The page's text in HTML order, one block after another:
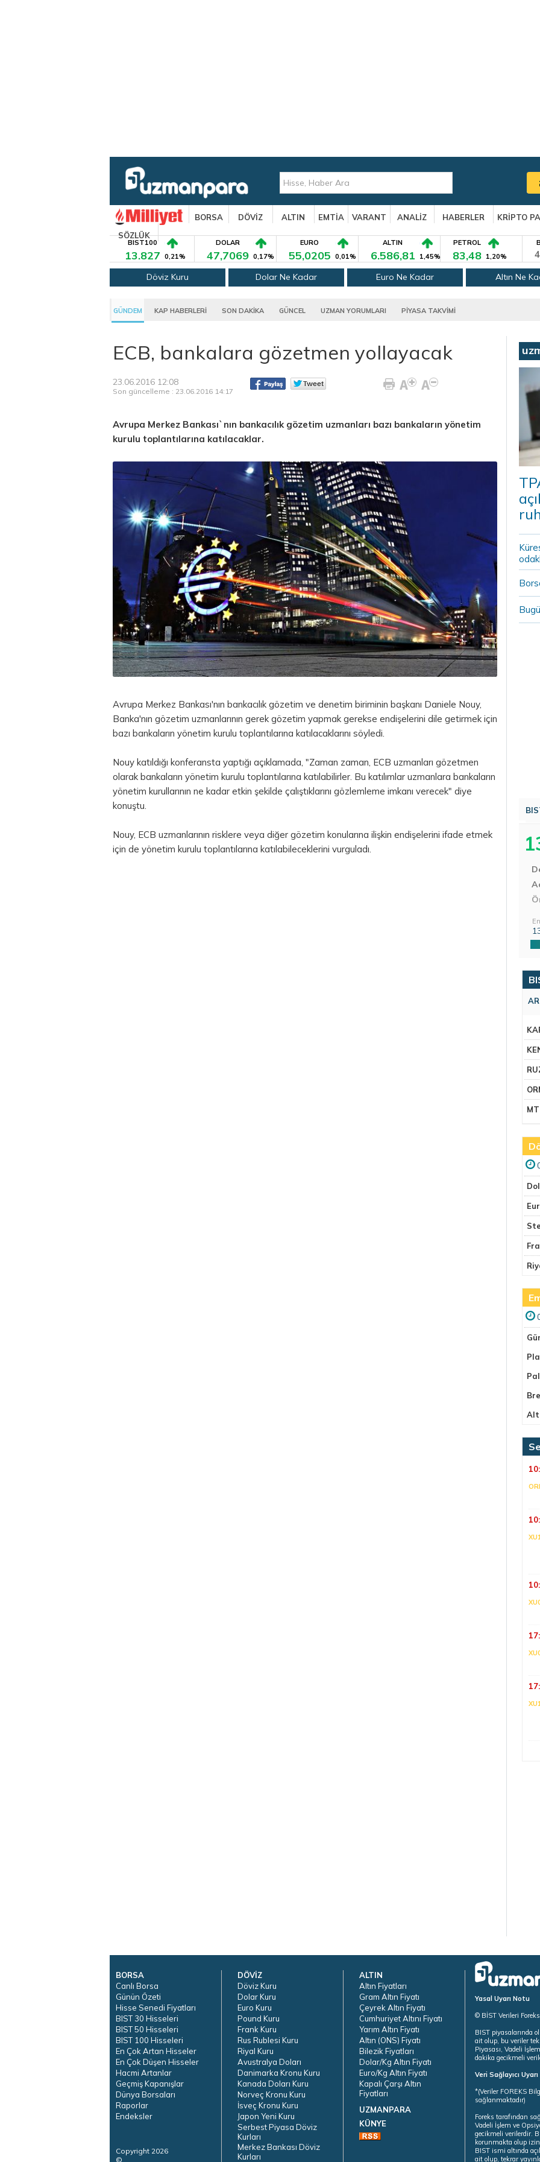
BORSA DÖVİZ ALTIN EMTİA VARANT ANALİZ HABERLER
KRİPTO
SÖZLÜK
BIST100
13.827 0,21%
DOLAR
47,7069 0,17%
EURO
55,0205 0,01%
ALTIN
6.586,81 1,45%
PETROL
83,48 1,20%
Döviz Kuru Dolar Ne Kadar Euro Ne Kadar Altın Ne
GÜNDEM KAP HABERLERİ SON DAKİKA GÜNCEL UZMAN YORUMLARI PİYASA TAKVİMİ
ECB, bankalara gözetmen yollayacak
23.06.2016 12:08
Son güncelleme : 23.06.2016 14:17
Avrupa Merkez Bankası`nın bankacılık gözetim uzmanları bazı bankaların yönetim
kurulu toplantılarına katılacaklar.
Avrupa Merkez Bankası'nın bankacılık gözetim ve denetim biriminin başkanı Daniele Nouy,
Banka'nın gözetim uzmanlarının gerek gözetim yapmak gerekse endişelerini dile getirmek için
bazı bankaların yönetim kurulu toplantılarına katılacaklarını söyledi.
Nouy katıldığı konferansta yaptığı açıklamada, "Zaman zaman, ECB uzmanları gözetmen
olarak bankaların yönetim kurulu toplantılarına katılabilirler. Bu katılımlar uzmanlara bankaların
yönetim kurullarının ne kadar etkin şekilde çalıştıklarını gözlemleme imkanı verecek" diye
konuştu.
Nouy, ECB uzmanlarının risklere veya diğer gözetim konularına ilişkin endişelerini ifade etmek
için de yönetim kurulu toplantılarına katılabileceklerini vurguladı.
BORSA
Canlı Borsa
Günün Özeti
Hisse Senedi Fiyatları
BIST 30 Hisseleri
BIST 50 Hisseleri
BIST 100 Hisseleri
En Çok Artan Hisseler
En Çok Düşen Hisseler
Hacmi Artanlar
Geçmiş Kapanışlar
Dünya Borsaları
Raporlar
Endeksler
Copyright 2026
©
DÖVİZ
Döviz Kuru
Dolar Kuru
Euro Kuru
Pound Kuru
Frank Kuru
Rus Rublesi Kuru
Riyal Kuru
Avustralya Doları
Danimarka Kronu Kuru
Kanada Doları Kuru
Norveç Kronu Kuru
İsveç Kronu Kuru
Japon Yeni Kuru
Serbest Piyasa Döviz
Kurları
Merkez Bankası Döviz
Kurları
ALTIN
Altın Fiyatları
Gram Altın Fiyatı
Çeyrek Altın Fiyatı
Cumhuriyet Altını Fiyatı
Yarım Altın Fiyatı
Altın (ONS) Fiyatı
Bilezik Fiyatları
Dolar/Kg Altın Fiyatı
Euro/Kg Altın Fiyatı
Kapalı Çarşı Altın
Fiyatları
UZMANPARA
KÜNYE
Yasal Uyarı Notu
© BİST Verileri
BIST piyasalarında
ait olup, bu veriler
Piyasası, Vadeli
dakika gecikmeli
Veri Sağlayıcı
*(Veriler FOREKS
sağlanmaktadır)
Foreks tarafından
Vadeli İşlem ve
gecikmeli verilerdir.
korunmakta olup
BIST ismi altında
ait olup, tekrar